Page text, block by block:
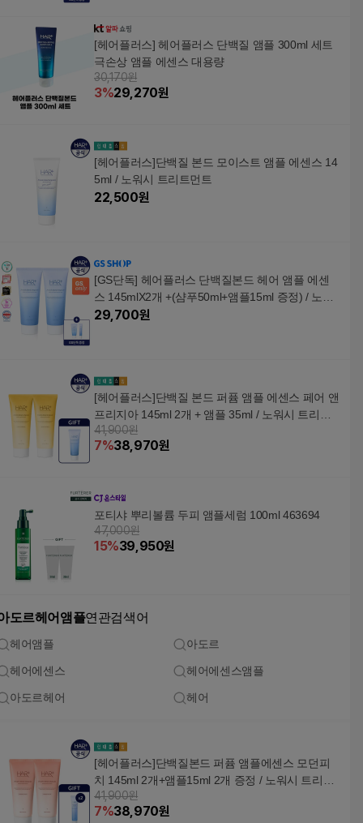
[헤어플러스] 헤어플러스 단백질 앰플 300ml 세트
극손상 앰플 에센스 대용량
30,170원
3%29,270원
[헤어플러스]단백질 본드 모이스트 앰플 에센스 14
5ml / 노워시 트리트먼트
22,500원
[GS단독] 헤어플러스 단백질본드 헤어 앰플 에센
스 145mlX2개 +(샴푸50ml+앰플15ml 증정) / 노워
시 트리트먼트
29,700원
[헤어플러스]단백질 본드 퍼퓸 앰플 에센스 페어 앤
프리지아 145ml 2개 + 앰플 35ml / 노워시 트리트
먼트
41,900원
7%38,970원
포티샤 뿌리볼륨 두피 앰플세럼 100ml 463694
47,000원
15%39,950원
도르헤어앰플연관검색어
헤어앰플 아도르
헤어에센스 헤어에센스앰플
아도르헤어 헤어
[헤어플러스]단백질본드 퍼퓸 앰플에센스 모던피
치 145ml 2개+앰플15ml 2개 증정 / 노워시 트리트
먼트
41,900원
7%38,970원